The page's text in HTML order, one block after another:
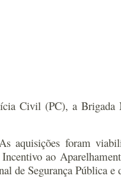
Civil (PC), a
foram
ao
de Segurança Pública